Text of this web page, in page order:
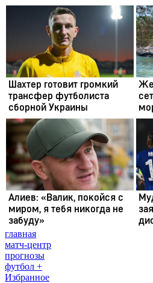
главная
матч-центр
прогнозы
футбол +
Избранное